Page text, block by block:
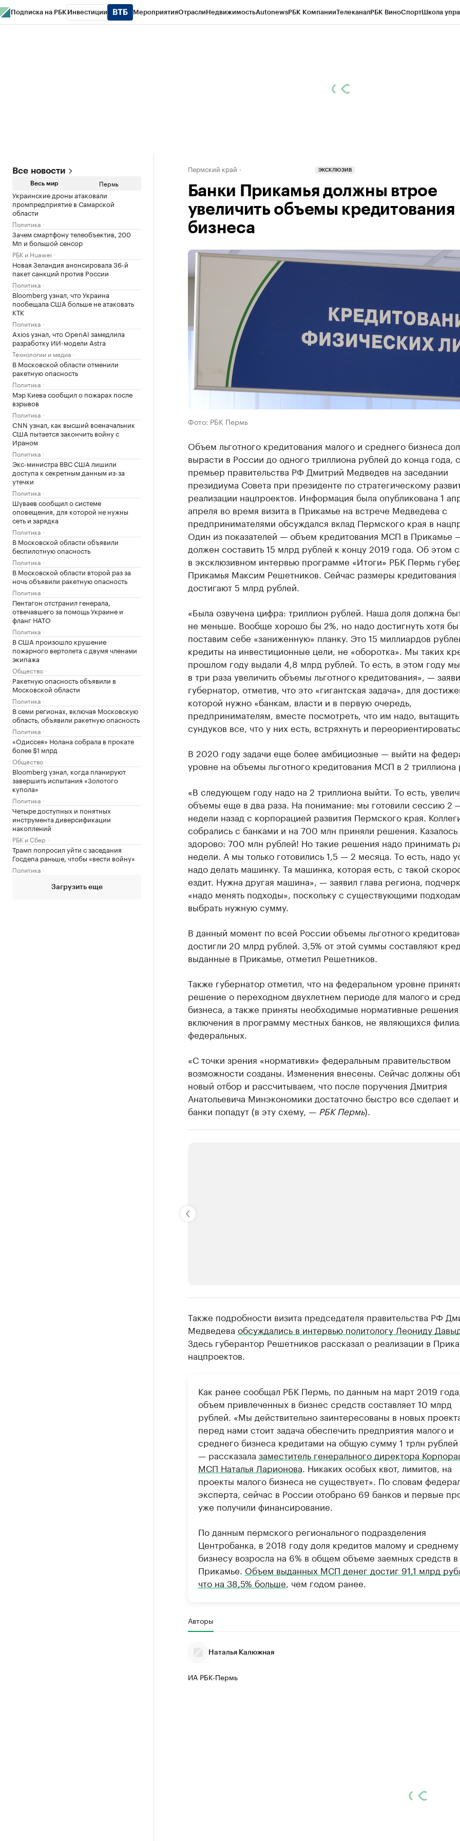
Подписка на РБК Инвестиции МероприятияОтраслиНедвижимостьAutonewsРБК КомпанииТелеканалРБК ВиноСпортШкола
Все новости
Весь мир Пермь
Украинские дроны атаковали
промпредприятие в Самарской
области
Политика
Зачем смартфону телеобъектив, 200
Мп и большой сенсор
РБК и Huawei
Новая Зеландия анонсировала 36-й
пакет санкций против России
Политика
Bloomberg узнал, что Украина
пообещала США больше не атаковать
КТК
Политика
Axios узнал, что OpenAI замедлила
разработку ИИ-модели Astra
Технологии и медиа
В Московской области отменили
ракетную опасность
Политика
Мэр Киева сообщил о пожарах после
взрывов
Политика
CNN узнал, как высший военачальник
США пытается закончить войну с
Ираном
Политика
Экс-министра ВВС США лишили
доступа к секретным данным из-за
утечки
Политика
Шуваев сообщил о системе
оповещения, для которой не нужны
сеть и зарядка
Политика
В Московской области объявили
беспилотную опасность
Политика
В Московской области второй раз за
ночь объявили ракетную опасность
Политика
Пентагон отстранил генерала,
отвечавшего за помощь Украине и
фланг НАТО
Политика
В США произошло крушение
пожарного вертолета с двумя членами
экипажа
Общество
Ракетную опасность объявили в
Московской области
Политика
В семи регионах, включая Московскую
область, объявили ракетную опасность
Политика
«Одиссея» Нолана собрала в прокате
более $1 млрд
Общество
Bloomberg узнал, когда планируют
завершить испытания «Золотого
купола»
Политика
Четыре доступных и понятных
инструмента диверсификации
накоплений
РБК и Сбер
Трамп попросил уйти с заседания
Госдепа раньше, чтобы «вести войну»
Политика
Загрузить еще
Пермский край ЭКСКЛЮЗИВ
Банки Прикамья должны втрое
увеличить объемы кредитования
бизнеса
Фото: РБК Пермь
Объем льготного кредитования малого и среднего бизнеса
вырасти в России до одного триллиона рублей до конца года,
премьер правительства РФ Дмитрий Медведев на заседании
президиума Совета при президенте по стратегическому
реализации нацпроектов. Информация была опубликована 1
апреля во время визита в Прикамье на встрече Медведева с
предпринимателями обсуждался вклад Пермского края в
Один из показателей — объем кредитования МСП в Прикамье
должен составить 15 млрд рублей к концу 2019 года. Об этом
в эксклюзивном интервью программе «Итоги» РБК Пермь
Прикамья Максим Решетников. Сейчас размеры
достигают 5 млрд рублей.
«Была озвучена цифра: триллион рублей. Наша доля должна
не меньше. Вообще хорошо бы 2%, но надо достигнуть хотя
поставим себе «заниженную» планку. Это 15 миллиардов
кредиты на инвестиционные цели, не «оборотка». Мы таких
прошлом году выдали 4,8 млрд рублей. То есть, в этом году
в три раза увеличить объемы льготного кредитования», —
губернатор, отметив, что это «гигантская задача», для
которой нужно «банкам, власти и в первую очередь,
предпринимателям, вместе посмотреть, что им надо,
сундуков все, что у них есть, встряхнуть и
В 2020 году задачи еще более амбициозные — выйти на
уровне на объемы льготного кредитования МСП в 2 триллиона
«В следующем году надо на 2 триллиона выйти. То есть,
объемы еще в два раза. На понимание: мы готовили сессию 2
недели назад с корпорацией развития Пермского края.
собрались с банками и на 700 млн приняли решения. Казалось
здорово: 700 млн рублей! Но такие решения надо принимать
недели. А мы только готовились 1,5 — 2 месяца. То есть, надо
надо делать машинку. Та машинка, которая есть, с такой
ездит. Нужна другая машина», — заявил глава региона,
«надо менять подходы», поскольку с существующими
выбрать нужную сумму.
В данный момент по всей России объемы льготного
достигли 20 млрд рублей. 3,5% от этой суммы составляют
выданные в Прикамье, отметил Решетников.
Также губернатор отметил, что на федеральном уровне
решение о переходном двухлетнем периоде для малого и
бизнеса, а также приняты необходимые нормативные решения
включения в программу местных банков, не являющихся
федеральных.
«С точки зрения «нормативки» федеральным правительством
возможности созданы. Изменения внесены. Сейчас должны
новый отбор и рассчитываем, что после поручения Дмитрия
Анатольевича Минэкономики достаточно быстро все сделает
банки попадут (в эту схему, — РБК Пермь).
Крупнейшие производители и продавцы медийной
Ознакомьтесь с информацией в каталоге
Также подробности визита председателя правительства РФ
Медведева обсуждались в интервью политологу Леониду
Здесь губерантор Решетников рассказал о реализации в
нацпроектов.
Как ранее сообщал РБК Пермь, по данным на март 2019 года,
объем привлеченных в бизнес средств составляет 10 млрд
рублей. «Мы действительно заинтересованы в новых
перед нами стоит задача обеспечить предприятия малого и
среднего бизнеса кредитами на общую сумму 1 трлн рублей
— рассказала заместитель генерального директора
МСП Наталья Ларионова . Никаких особых квот, лимитов, на
проекты малого бизнеса не существует». По словам
эксперта, сейчас в России отобрано 69 банков и первые
уже получили финансирование.
По данным пермского регионального подразделения
Центробанка, в 2018 году доля кредитов малому и среднему
бизнесу возросла на 6% в общем объеме заемных средств в
Прикамье. Объем выданных МСП денег достиг 91,1 млрд
что на 38,5% больше , чем годом ранее.
Авторы
Наталья Калюжная
ИА РБК-Пермь